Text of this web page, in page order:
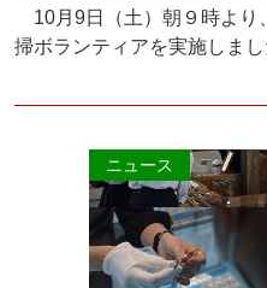
10月9日（土）朝９時より
掃ボランティアを実施しま
ニュース